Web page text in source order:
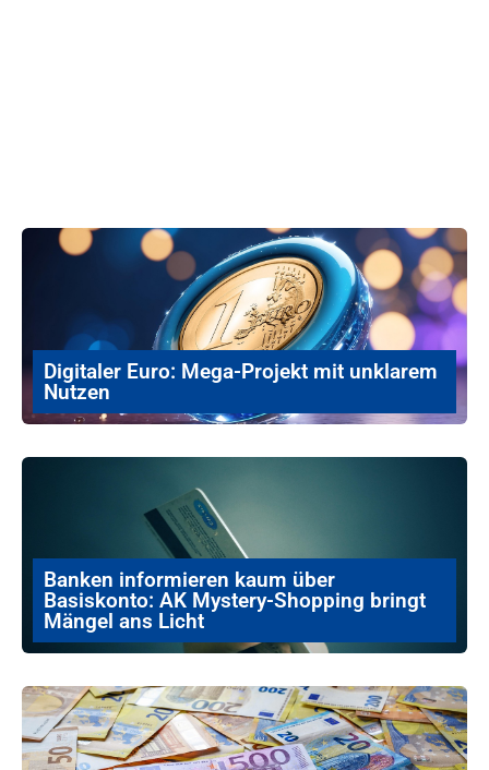
Digitaler Euro: Mega-Projekt mit unklarem
Nutzen
Banken informieren kaum über
Basiskonto: AK Mystery-Shopping bringt
Mängel ans Licht